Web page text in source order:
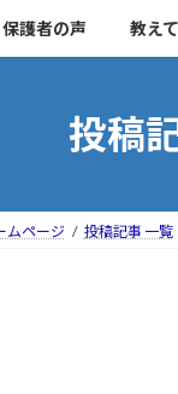
保護者の声 教え
投稿
ムページ 投稿記事 一覧